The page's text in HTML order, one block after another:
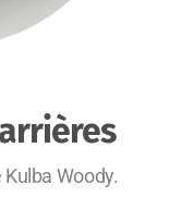
Woody.